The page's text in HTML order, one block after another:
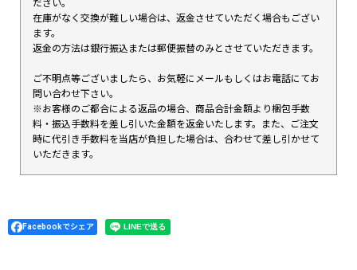
ださい。
在庫がなく交換が難しい場合は、返金させていただく場合もござい
ます。
返金の方法は銀行振込または郵便振替のみとさせていただきます。
ご不明点等ございましたら、お気軽にメールもしくはお電話にてお
問い合わせ下さい。
※お客様のご都合による返品の場合、商品合計金額より梱包手数
料・振込手数料を差し引いた金額を返金いたします。また、ご注文
時に代引き手数料を当店が負担した場合は、合わせて差し引かせて
いただきます。
Facebookでシェア